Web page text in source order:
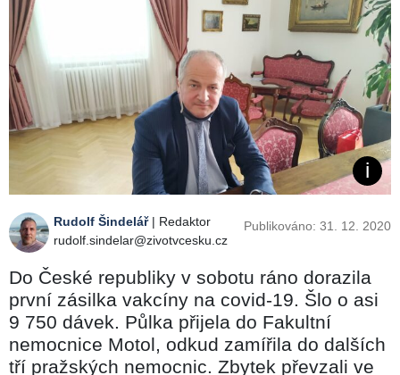
Rudolf Šindelář| Redaktor
rudolf.sindelar@zivotvcesku.cz
Publikováno: 31. 12. 2020
Do České republiky v sobotu ráno dorazila
první zásilka vakcíny na covid-19. Šlo o asi
9 750 dávek. Půlka přijela do Fakultní
nemocnice Motol, odkud zamířila do dalších
tří pražských nemocnic. Zbytek převzali ve